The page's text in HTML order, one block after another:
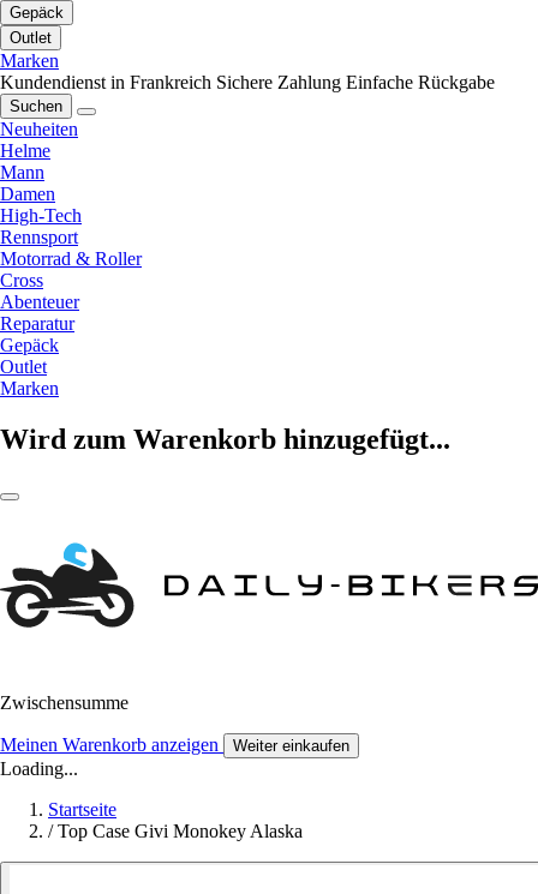
Gepäck
Outlet
Marken
Kundendienst in Frankreich Sichere Zahlung Einfache Rückgabe
Suchen
Neuheiten
Helme
Mann
Damen
High-Tech
Rennsport
Motorrad & Roller
Cross
Abenteuer
Reparatur
Gepäck
Outlet
Marken
Wird zum Warenkorb hinzugefügt...
Zwischensumme
Meinen Warenkorb anzeigen Weiter einkaufen
Loading...
Startseite
/ Top Case Givi Monokey Alaska